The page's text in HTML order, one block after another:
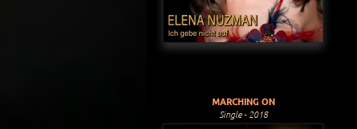
MARCHING ON
Single - 2018